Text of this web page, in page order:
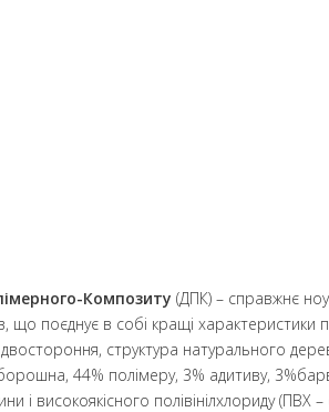
Композиту (ДПК) – справжнє
що поєднує в собі кращі характеристики
структура натурального
44% полімеру, 3% адитиву,
і високоякісного полівінілхлориду (ПВХ –